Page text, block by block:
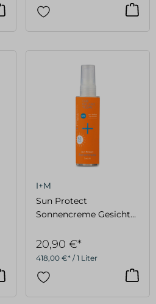
I+M
Sun Protect
Sonnencreme Gesicht
418,00 €* / 1 Liter
20,90 €*